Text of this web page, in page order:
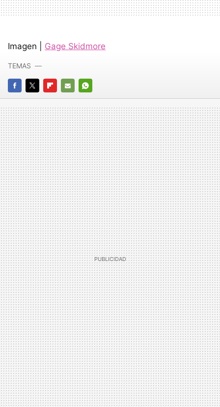
Imagen | Gage Skidmore
FACEBOOK
TWITTERFLIPBOARD
E-
MAIL
WHATSAPP
TEMAS